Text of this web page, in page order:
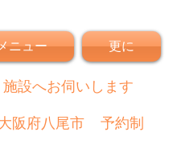
ニュー 更に
設へお伺いします
阪府八尾市 予約制